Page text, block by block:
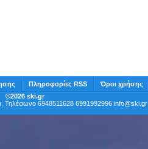
Πληροφορίες RSS Όροι χρήσης
©2026 ski.gr
Τηλέφωνο 6948511628 6991992996 info@ski.gr